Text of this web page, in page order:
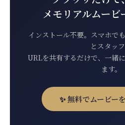
メモリアルムービ
インストール不要。スマホで
とスタッ
URLを共有するだけで、一緒
ます。
✨ 無料でムービー